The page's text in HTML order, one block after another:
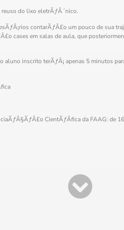
do lixo eletrÃƒÂ´nico.
contarÃƒÂ£o um pouco de sua
cases em salas de aula, que
aluno inscrito terÃƒÂ¡ apenas 5 minutos
CientÃƒÂ­fica da FAAG: de